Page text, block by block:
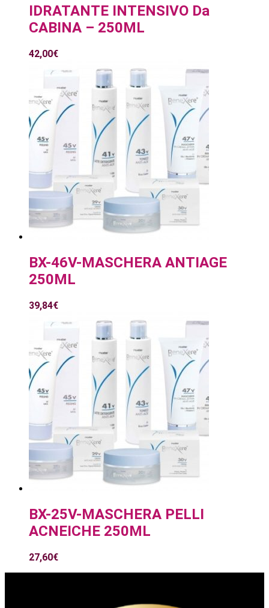
IDRATANTE INTENSIVO Da
CABINA – 250ML
42,00€
BX-46V-MASCHERA ANTIAGE
250ML
39,84€
BX-25V-MASCHERA PELLI
ACNEICHE 250ML
27,60€